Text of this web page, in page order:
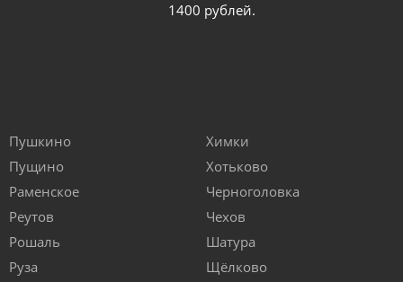
1400 рублей.
Пушкино
Пущино
Раменское
Реутов
Рошаль
Руза
Химки
Хотьково
Черноголовка
Чехов
Шатура
Щёлково